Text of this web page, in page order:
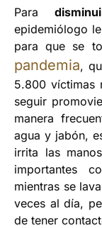
Para
epidemiólogo
para que se
pandemia,
5.800 víctimas
seguir
manera
agua y jabón,
irrita las
importantes
mientras se
veces al día,
de tener